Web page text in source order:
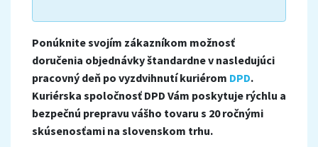
Ponúknite svojím zákazníkom možnosť
doručenia objednávky štandardne v nasledujúci
pracovný deň po vyzdvihnutí kuriérom DPD.
Kuriérska spoločnosť DPD Vám poskytuje rýchlu a
bezpečnú prepravu vášho tovaru s 20 ročnými
skúsenosťami na slovenskom trhu.